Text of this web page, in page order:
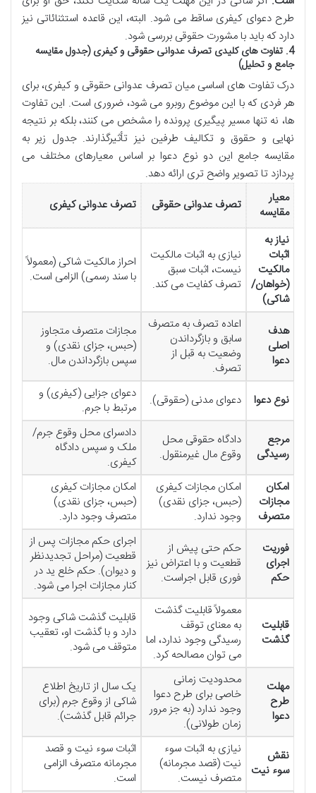
طرح دعوای کیفری ساقط می شود. البته، این قاعده استثنائاتی نیز
دارد که باید با مشورت حقوقی بررسی شود.
4. تفاوت های کلیدی تصرف عدوانی حقوقی و کیفری (جدول مقایسه
جامع و تحلیل)
درک تفاوت های اساسی میان تصرف عدوانی حقوقی و کیفری، برای
هر فردی که با این موضوع روبرو می شود، ضروری است. این تفاوت
ها، نه تنها مسیر پیگیری پرونده را مشخص می کنند، بلکه بر نتیجه
نهایی و حقوق و تکالیف طرفین نیز تأثیرگذارند. جدول زیر به
مقایسه جامع این دو نوع دعوا بر اساس معیارهای مختلف می
پردازد تا تصویر واضح تری ارائه دهد.
معیار
مقایسه
تصرف عدوانی حقوقی
تصرف عدوانی کیفری
نیاز به
اثبات
مالکیت
(خواهان/
شاکی)
نیازی به اثبات مالکیت
نیست، اثبات سبق
تصرف کفایت می کند.
احراز مالکیت شاکی (معمولاً
با سند رسمی) الزامی است.
هدف
اصلی
دعوا
اعاده تصرف به متصرف
سابق و بازگرداندن
وضعیت به قبل از
تصرف.
مجازات متصرف متجاوز
(حبس، جزای نقدی) و
سپس بازگرداندن مال.
نوع دعوا دعوای مدنی (حقوقی).
دعوای جزایی (کیفری) و
مرتبط با جرم.
مرجع
رسیدگی
دادگاه حقوقی محل
وقوع مال غیرمنقول.
دادسرای محل وقوع جرم/
ملک و سپس دادگاه
کیفری.
امکان
مجازات
متصرف
امکان مجازات کیفری
(حبس، جزای نقدی)
وجود ندارد.
امکان مجازات کیفری
(حبس، جزای نقدی)
متصرف وجود دارد.
فوریت
اجرای
حکم
حکم حتی پیش از
قطعیت و با اعتراض نیز
فوری قابل اجراست.
اجرای حکم مجازات پس از
قطعیت (مراحل تجدیدنظر
و دیوان). حکم خلع ید در
کنار مجازات اجرا می شود.
قابلیت
گذشت
معمولاً قابلیت گذشت
به معنای توقف
رسیدگی وجود ندارد، اما
می توان مصالحه کرد.
قابلیت گذشت شاکی وجود
دارد و با گذشت او، تعقیب
متوقف می شود.
مهلت
طرح
دعوا
محدودیت زمانی
خاصی برای طرح دعوا
وجود ندارد (به جز مرور
زمان طولانی).
یک سال از تاریخ اطلاع
شاکی از وقوع جرم (برای
جرائم قابل گذشت).
نقش
سوء نیت
نیازی به اثبات سوء
نیت (قصد مجرمانه)
متصرف نیست.
اثبات سوء نیت و قصد
مجرمانه متصرف الزامی
است.